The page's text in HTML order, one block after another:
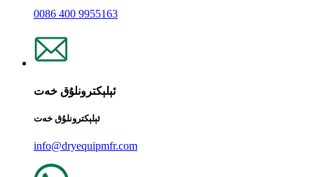
0086 400 9955163
ئېلېكترونلۇق خەت
ئېلېكترونلۇق خەت
info@dryequipmfr.com